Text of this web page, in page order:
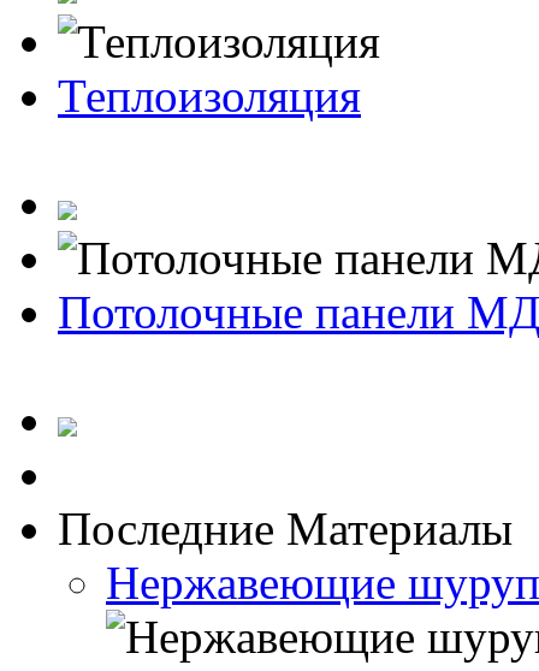
Теплоизоляция
Потолочные панели
Последние Материалы
Нержавеющие